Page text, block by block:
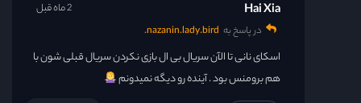
Hai Xia
در پاسخ به nazanin.lady.bird.
اسکای نانی تا الآن سریال بی ال بازی نکردن سریال قبلی شون با
هم برومنس بود . آینده رو دیگه نمیدونم
2 ماه قبل